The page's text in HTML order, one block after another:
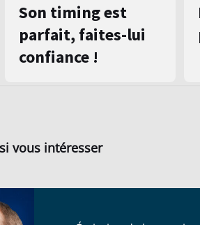
Son timing est
parfait, faites-lui
confiance !
vous intéresser